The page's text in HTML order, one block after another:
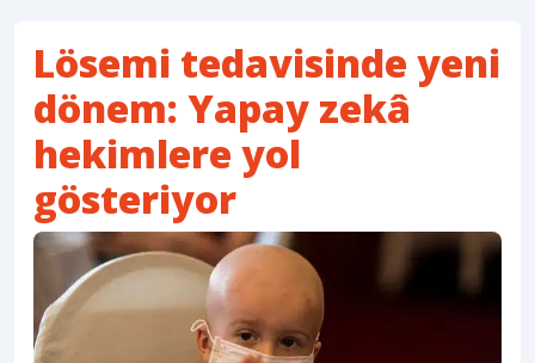
Lösemi tedavisinde yeni
dönem: Yapay zekâ
hekimlere yol
gösteriyor